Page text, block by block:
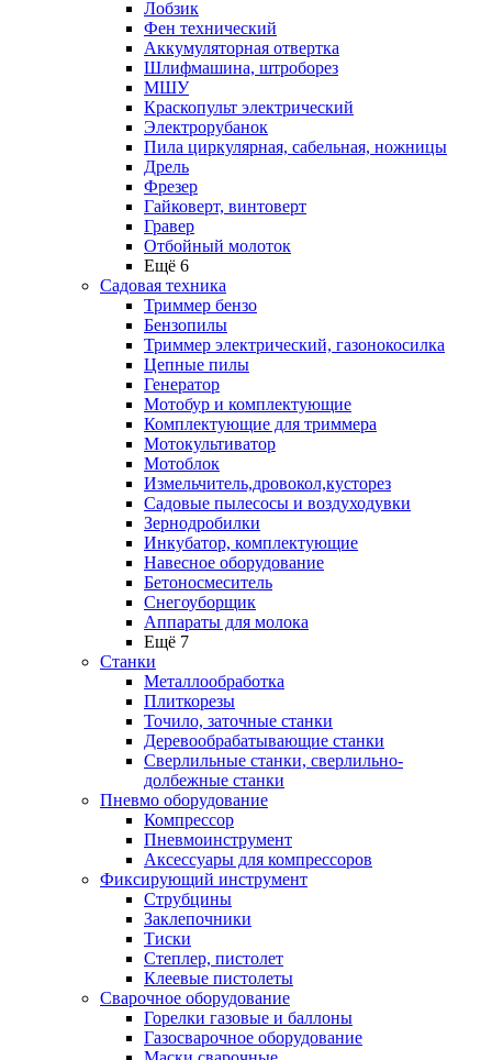
Лобзик
Фен технический
Аккумуляторная отвертка
Шлифмашина, штроборез
МШУ
Краскопульт электрический
Электрорубанок
Пила циркулярная, сабельная, ножницы
Дрель
Фрезер
Гайковерт, винтоверт
Гравер
Отбойный молоток
Ещё 6
Садовая техника
Триммер бензо
Бензопилы
Триммер электрический, газонокосилка
Цепные пилы
Генератор
Мотобур и комплектующие
Комплектующие для триммера
Мотокультиватор
Мотоблок
Измельчитель,дровокол,кусторез
Садовые пылесосы и воздуходувки
Зернодробилки
Инкубатор, комплектующие
Навесное оборудование
Бетоносмеситель
Снегоуборщик
Аппараты для молока
Ещё 7
Станки
Металлообработка
Плиткорезы
Точило, заточные станки
Деревообрабатывающие станки
Сверлильные станки, сверлильно-
долбежные станки
Пневмо оборудование
Компрессор
Пневмоинструмент
Аксессуары для компрессоров
Фиксирующий инструмент
Струбцины
Заклепочники
Тиски
Степлер, пистолет
Клеевые пистолеты
Сварочное оборудование
Горелки газовые и баллоны
Газосварочное оборудование